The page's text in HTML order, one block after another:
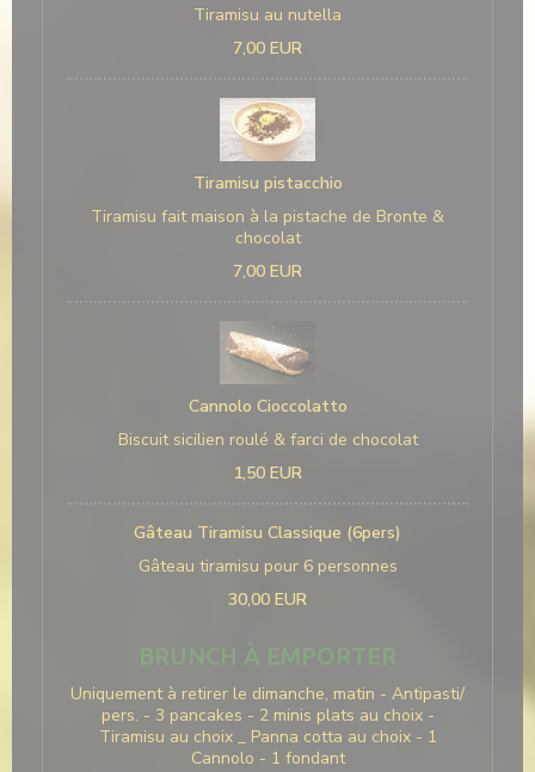
Tiramisu au nutella
7,00 EUR
Tiramisu pistacchio
Tiramisu fait maison à la pistache de Bronte &
chocolat
7,00 EUR
Cannolo Cioccolatto
Biscuit sicilien roulé & farci de chocolat
1,50 EUR
Gâteau Tiramisu Classique (6pers)
Gâteau tiramisu pour 6 personnes
30,00 EUR
BRUNCH À EMPORTER
Uniquement à retirer le dimanche, matin - Antipasti/
pers. - 3 pancakes - 2 minis plats au choix -
Tiramisu au choix _ Panna cotta au choix - 1
Cannolo - 1 fondant